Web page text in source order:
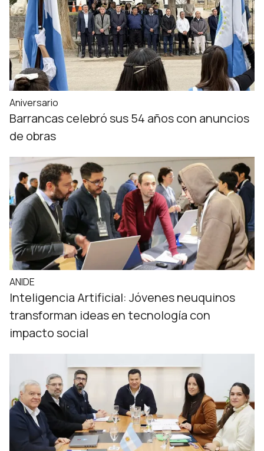
Aniversario
Barrancas celebró sus 54 años con anuncios
de obras
ANIDE
Inteligencia Artificial: Jóvenes neuquinos
transforman ideas en tecnología con
impacto social